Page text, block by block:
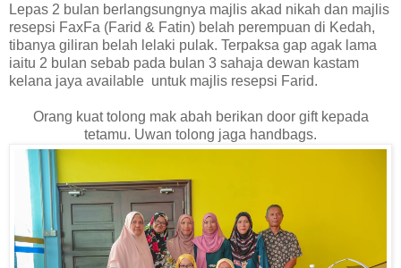
Lepas 2 bulan berlangsungnya majlis akad nikah dan majlis
resepsi FaxFa (Farid & Fatin) belah perempuan di Kedah,
tibanya giliran belah lelaki pulak. Terpaksa gap agak lama
iaitu 2 bulan sebab pada bulan 3 sahaja dewan kastam
kelana jaya available untuk majlis resepsi Farid.
Orang kuat tolong mak abah berikan door gift kepada
tetamu. Uwan tolong jaga handbags.